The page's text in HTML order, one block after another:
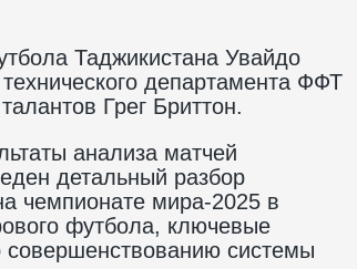
Таджикистана Увайдо
департамента ФФТ
Грег Бриттон.
анализа матчей
детальный разбор
чемпионате мира-2025 в
футбола, ключевые
совершенствованию системы